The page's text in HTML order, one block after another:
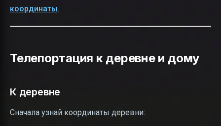
координаты.
Телепортация к деревне и дому
К деревне
Сначала узнай координаты деревни: